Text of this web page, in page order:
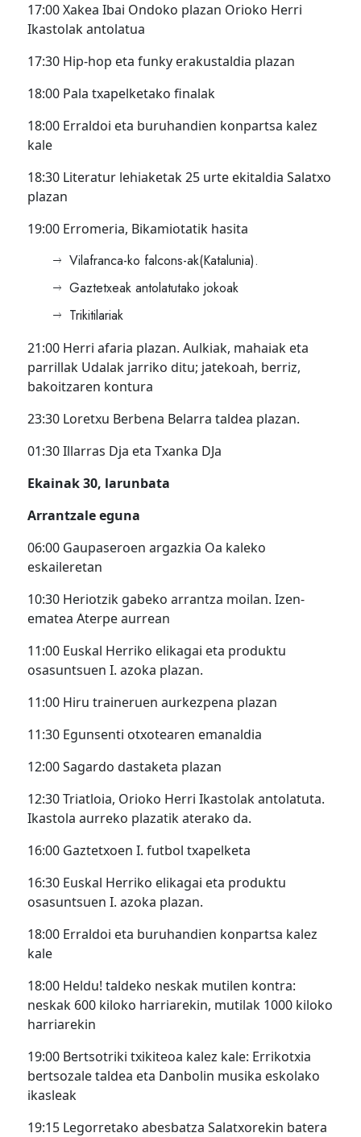
17:00 Xakea Ibai Ondoko plazan Orioko Herri
Ikastolak antolatua
17:30 Hip-hop eta funky erakustaldia plazan
18:00 Pala txapelketako finalak
18:00 Erraldoi eta buruhandien konpartsa kalez
kale
18:30 Literatur lehiaketak 25 urte ekitaldia Salatxo
plazan
19:00 Erromeria, Bikamiotatik hasita
Vilafranca-ko falcons-ak(Katalunia).
Gaztetxeak antolatutako jokoak
Trikitilariak
21:00 Herri afaria plazan. Aulkiak, mahaiak eta
parrillak Udalak jarriko ditu; jatekoah, berriz,
bakoitzaren kontura
23:30 Loretxu Berbena Belarra taldea plazan.
01:30 Illarras Dja eta Txanka DJa
Ekainak 30, larunbata
Arrantzale eguna
06:00 Gaupaseroen argazkia Oa kaleko
eskaileretan
10:30 Heriotzik gabeko arrantza moilan. Izen-
ematea Aterpe aurrean
11:00 Euskal Herriko elikagai eta produktu
osasuntsuen I. azoka plazan.
11:00 Hiru traineruen aurkezpena plazan
11:30 Egunsenti otxotearen emanaldia
12:00 Sagardo dastaketa plazan
12:30 Triatloia, Orioko Herri Ikastolak antolatuta.
Ikastola aurreko plazatik aterako da.
16:00 Gaztetxoen I. futbol txapelketa
16:30 Euskal Herriko elikagai eta produktu
osasuntsuen I. azoka plazan.
18:00 Erraldoi eta buruhandien konpartsa kalez
kale
18:00 Heldu! taldeko neskak mutilen kontra:
neskak 600 kiloko harriarekin, mutilak 1000 kiloko
harriarekin
19:00 Bertsotriki txikiteoa kalez kale: Errikotxia
bertsozale taldea eta Danbolin musika eskolako
ikasleak
19:15 Legorretako abesbatza Salatxorekin batera